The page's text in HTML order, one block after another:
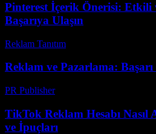
Pinterest İçerik Önerisi: Etkili
Başarıya Ulaşın
Reklam Tanıtım
Reklam ve Pazarlama:
PR Publisher-
TikTok Reklam Hesabı Nasıl
ve İpuçları